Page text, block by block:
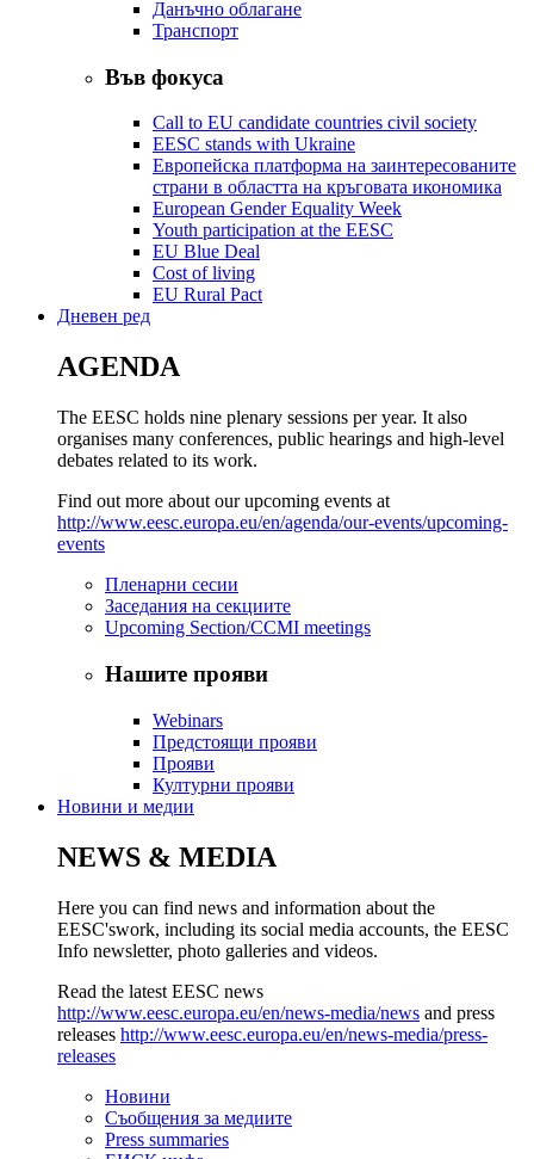
Данъчно облагане
Транспорт
Във фокуса
Call to EU candidate countries civil society
EESC stands with Ukraine
Европейска платформа на заинтересованите
страни в областта на кръговата икономика
European Gender Equality Week
Youth participation at the EESC
EU Blue Deal
Cost of living
EU Rural Pact
Дневен ред
AGENDA
The EESC holds nine plenary sessions per year. It also
organises many conferences, public hearings and high-level
debates related to its work.
Find out more about our upcoming events at
http://www.eesc.europa.eu/en/agenda/our-events/upcoming-
events
Пленарни сесии
Заседания на секциите
Upcoming Section/CCMI meetings
Нашите прояви
Webinars
Предстоящи прояви
Прояви
Културни прояви
Новини и медии
NEWS & MEDIA
Here you can find news and information about the
EESC'swork, including its social media accounts, the EESC
Info newsletter, photo galleries and videos.
Read the latest EESC news
http://www.eesc.europa.eu/en/news-media/news and press
releases http://www.eesc.europa.eu/en/news-media/press-
releases
Новини
Съобщения за медиите
Press summaries